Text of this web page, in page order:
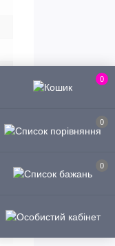
0
0
0